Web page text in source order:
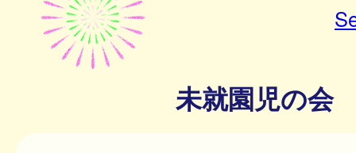
未就園児の会